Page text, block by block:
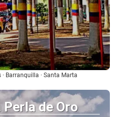
Barranquilla · Santa Marta
de Oro